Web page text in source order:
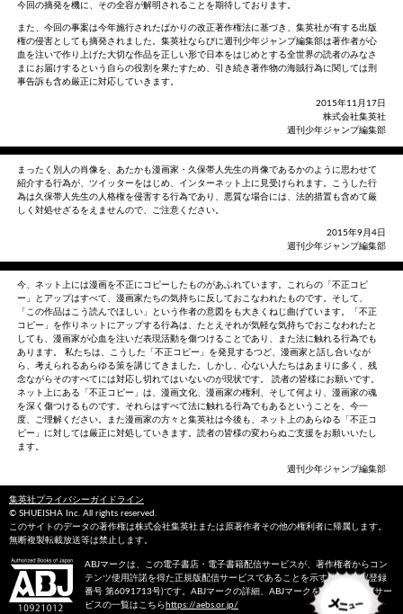
今回の摘発を機に、その全容が解明されることを期待しております。
また、今回の事案は今年施行されたばかりの改正著作権法に基づき、集英社が有する出版
権の侵害としても摘発されました。集英社ならびに週刊少年ジャンプ編集部は著作者が心
血を注いで作り上げた大切な作品を正しい形で日本をはじめとする全世界の読者のみなさ
まにお届けするという自らの役割を果たすため、引き続き著作物の海賊行為に関しては刑
事告訴も含め厳正に対応していきます。
2015年11月17日
株式会社集英社
週刊少年ジャンプ編集部
まったく別人の肖像を、あたかも漫画家・久保帯人先生の肖像であるかのように思わせて
紹介する行為が、ツイッターをはじめ、インターネット上に見受けられます。こうした行
為は久保帯人先生の人格権を侵害する行為であり、悪質な場合には、法的措置も含めて厳
しく対処せざるをえませんので、ご注意ください。
2015年9月4日
週刊少年ジャンプ編集部
今、ネット上には漫画を不正にコピーしたものがあふれています。これらの「不正コピ
ー」とアップはすべて、漫画家たちの気持ちに反しておこなわれたものです。そして、
「この作品はこう読んでほしい」という作者の意図をも大きくねじ曲げています。「不正
コピー」を作りネットにアップする行為は、たとえそれが気軽な気持ちでおこなわれたと
しても、漫画家が心血を注いだ表現活動を傷つけることであり、また法に触れる行為でも
あります。 私たちは、こうした「不正コピー」を発見するつど、漫画家と話し合いなが
ら、考えられるあらゆる策を講じてきました。しかし、心ない人たちはあまりに多く、残
念ながらそのすべてには対応し切れてはいないのが現状です。 読者の皆様にお願いです。
ネット上にある「不正コピー」は、漫画文化、漫画家の権利、そして何より、漫画家の魂
を深く傷つけるものです。それらはすべて法に触れる行為でもあるということを、今一
度、ご理解ください。また漫画家の方々と集英社は今後も、ネット上のあらゆる「不正コ
ピー」に対しては厳正に対処していきます。読者の皆様の変わらぬご支援をお願いいたし
ます。
週刊少年ジャンプ編集部
集英社プライバシーガイドライン
© SHUEISHA Inc. All rights reserved.
このサイトのデータの著作権は株式会社集英社または原著作者その他の権利者に帰属します。
無断複製転載放送等は禁止します。
ABJマークは、この電子書店・電子書籍配信サービスが、著作権者からコン
テンツ使用許諾を得た正規版配信サービスであることを示す登録商標(登録
番号 第6091713号)です。ABJマークの詳細、ABJマークを掲示しているサー
ビスの一覧はこちら https://aebs.or.jp/